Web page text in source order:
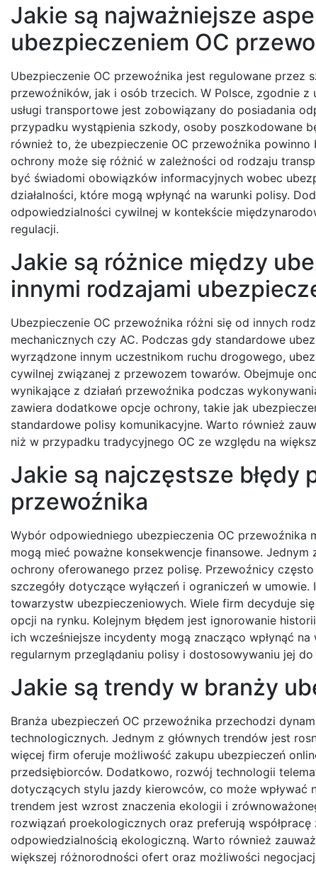
Jakie są najważniejsze
ubezpieczeniem OC
Ubezpieczenie OC przewoźnika jest regulowane przez
przewoźników, jak i osób trzecich. W Polsce, zgodnie
usługi transportowe jest zobowiązany do posiadania
przypadku wystąpienia szkody, osoby poszkodowane
również to, że ubezpieczenie OC przewoźnika
ochrony może się różnić w zależności od rodzaju
być świadomi obowiązków informacyjnych wobec
działalności, które mogą wpłynąć na warunki polisy.
odpowiedzialności cywilnej w kontekście
regulacji.
Jakie są różnice między
innymi rodzajami
Ubezpieczenie OC przewoźnika różni się od innych
mechanicznych czy AC. Podczas gdy standardowe
wyrządzone innym uczestnikom ruchu drogowego,
cywilnej związanej z przewozem towarów. Obejmuje
wynikające z działań przewoźnika podczas
zawiera dodatkowe opcje ochrony, takie jak
standardowe polisy komunikacyjne. Warto również
niż w przypadku tradycyjnego OC ze względu na
Jakie są najczęstsze
przewoźnika
Wybór odpowiedniego ubezpieczenia OC przewoźnika
mogą mieć poważne konsekwencje finansowe.
ochrony oferowanego przez polisę. Przewoźnicy
szczegóły dotyczące wyłączeń i ograniczeń w
towarzystw ubezpieczeniowych. Wiele firm decyduje
opcji na rynku. Kolejnym błędem jest ignorowanie
ich wcześniejsze incydenty mogą znacząco wpłynąć
regularnym przeglądaniu polisy i dostosowywaniu jej
Jakie są trendy w branży
Branża ubezpieczeń OC przewoźnika przechodzi
technologicznych. Jednym z głównych trendów jest
więcej firm oferuje możliwość zakupu ubezpieczeń
przedsiębiorców. Dodatkowo, rozwój technologii
dotyczących stylu jazdy kierowców, co może wpływać
trendem jest wzrost znaczenia ekologii i
rozwiązań proekologicznych oraz preferują
odpowiedzialnością ekologiczną. Warto również
większej różnorodności ofert oraz możliwości